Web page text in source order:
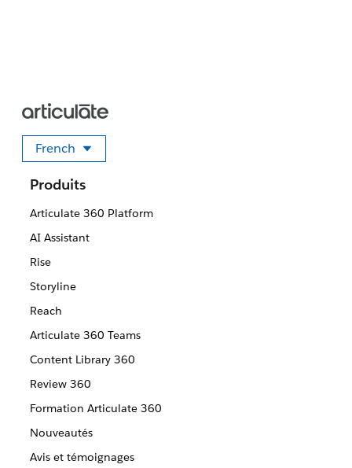
French
Sélectionner votre langue
Produits
Articulate 360 Platform
AI Assistant
Rise
Storyline
Reach
Articulate 360 Teams
Content Library 360
Review 360
Formation Articulate 360
Nouveautés
Avis et témoignages